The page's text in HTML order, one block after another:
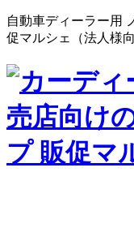
自動車ディーラー用
促マルシェ（法人様向